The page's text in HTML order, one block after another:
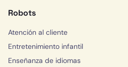
Robots
Atención al cliente
Entretenimiento infantil
Enseñanza de idiomas